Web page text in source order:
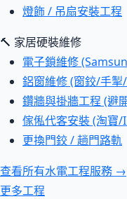
燈飾 / 吊扇安裝工程
🔨 家居硬裝維修
電子鎖維修
鋁窗維修 (窗鉸/手掣
鑽牆與掛牆工程 (避
傢俬代客安裝 (淘寶/
更換門鉸 / 趟門路軌
查看所有水電工程服務 →
更多工程